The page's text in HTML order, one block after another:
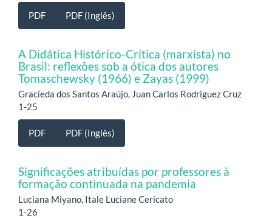
PDF PDF (Inglês)
A Didática Histórico-Crítica (marxista) no
Brasil: reflexões sob a ótica dos autores
Tomaschewsky (1966) e Zayas (1999)
Gracieda dos Santos Araújo, Juan Carlos Rodriguez Cruz
1-25
PDF PDF (Inglês)
Significações atribuídas por professores à
formação continuada na pandemia
Luciana Miyano, Itale Luciane Cericato
1-26